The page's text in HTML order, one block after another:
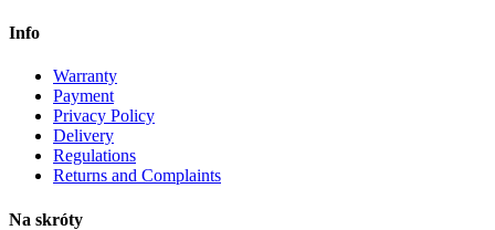
Info
Warranty
Payment
Privacy Policy
Delivery
Regulations
Returns and Complaints
Na skróty